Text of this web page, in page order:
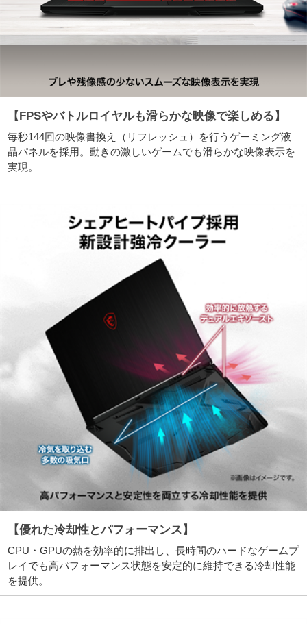
【FPSやバトルロイヤルも滑らかな映像で楽しめる】
毎秒144回の映像書換え（リフレッシュ）を行うゲーミング液
晶パネルを採用。動きの激しいゲームでも滑らかな映像表示を
実現。
【優れた冷却性とパフォーマンス】
CPU・GPUの熱を効率的に排出し、長時間のハードなゲームプ
レイでも高パフォーマンス状態を安定的に維持できる冷却性能
を提供。